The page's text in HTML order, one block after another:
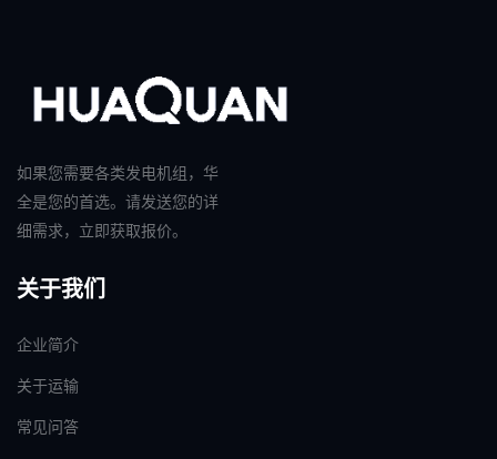
如果您需要各类发电机组，华
全是您的首选。请发送您的详
细需求，立即获取报价。
关于我们
企业简介
关于运输
常见问答